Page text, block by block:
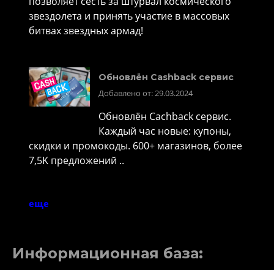
звездолета и принять участие в массовых
битвах звездных армад!
Обновлён Cashback сервис
Добавлено от: 29.03.2024
Обновлён Cachback сервис.
Каждый час новые: купоны,
скидки и промокоды. 600+ магазинов, более
7,5K предложений ..
еще
Информационная база: